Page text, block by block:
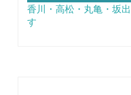
香川・高松・丸亀・坂
す